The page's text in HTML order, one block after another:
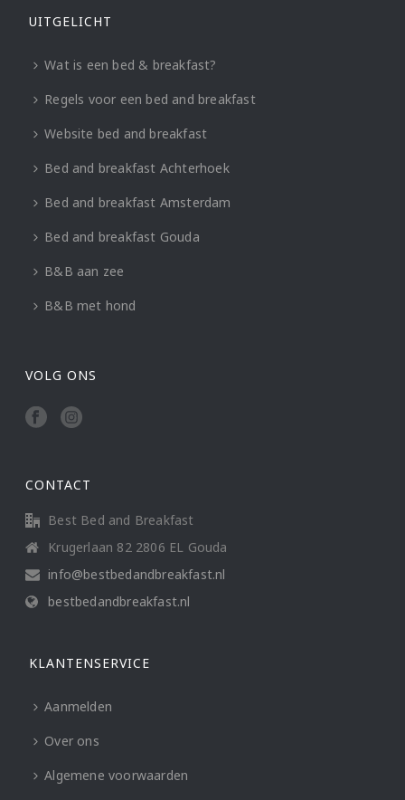
UITGELICHT
Wat is een bed & breakfast?
Regels voor een bed and breakfast
Website bed and breakfast
Bed and breakfast Achterhoek
Bed and breakfast Amsterdam
Bed and breakfast Gouda
B&B aan zee
B&B met hond
VOLG ONS
CONTACT
Best Bed and Breakfast
Krugerlaan 82 2806 EL Gouda
info@bestbedandbreakfast.nl
bestbedandbreakfast.nl
KLANTENSERVICE
Aanmelden
Over ons
Algemene voorwaarden